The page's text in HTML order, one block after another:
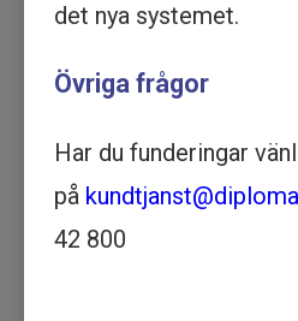
Jämställdhet och
offentliga
ESF-projekt -
| HR OCH PERSONAL | 1
OCH 13 MINUTER
det nya systemet.
Övriga frågor
Har du funderingar
på
42 800